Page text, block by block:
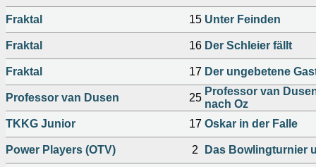
Fraktal 15 Unter Feinden
Fraktal 16 Der Schleier fällt
Fraktal 17 Der ungebetene
Professor van Dusen 25
Professor van
nach Oz
TKKG Junior
17 Oskar in der Falle
Power Players (OTV) 2 Das Bowlingturnier